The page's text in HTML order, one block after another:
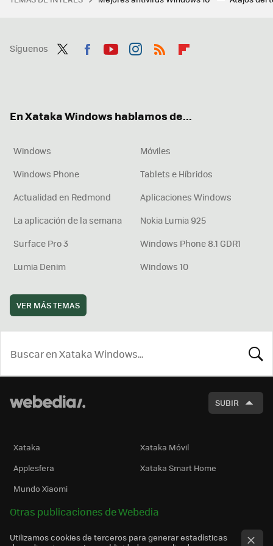
Síguenos
En Xataka Windows hablamos de...
Windows
Móviles
Windows Phone
Tablets e Híbridos
Actualidad en Redmond
Aplicaciones Windows
La aplicación de la semana
Nokia Lumia 925
Surface Pro 3
Windows Phone 8.1 GDR1
Lumia Denim
Windows 10
VER MÁS TEMAS
SUBIR
Xataka
Xataka Móvil
Applesfera
Xataka Smart Home
Mundo Xiaomi
Otras publicaciones de Webedia
Utilizamos cookies de terceros para generar estadísticas